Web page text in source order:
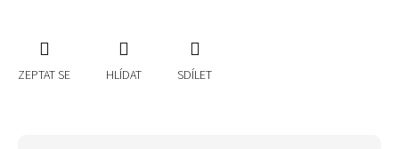
ZEPTAT SE HLÍDAT SDÍLET